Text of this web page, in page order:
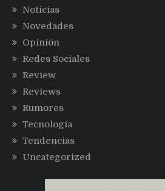
Noticias
Novedades
Opinión
Redes Sociales
Review
Reviews
Rumores
Tecnología
Tendencias
Uncategorized